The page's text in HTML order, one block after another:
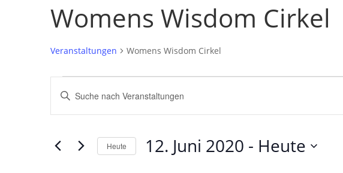
Womens Wisdom Cirkel
Veranstaltungen Womens Wisdom Cirkel
Veranstaltungen
Suche
und
Ansichten,
Navigation
Bitte
Schlüsselwort
Suche
Heute 12. Juni 2020 - Heute